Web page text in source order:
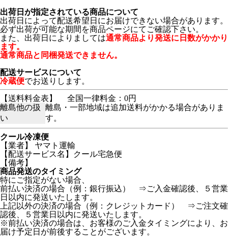
出荷日が指定されている商品について
出荷日によって配送希望日にお届けできない場合があります。
必ず出荷が可能な期間を商品ページにてご確認下さい。
また、出荷日によりましては通常商品より発送に日数がかかり
ます。
通常商品と同梱発送できません。
配送サービスについて
冷蔵便でお送りします。
【送料料金表】
全国一律料金：0円
離島他の扱
い
離島・一部地域は追加送料がかかる場合がありま
す。
クール冷凍便
【業者】 ヤマト運輸
【配送サービス名】クール宅急便
【備考】
商品発送のタイミング
特にご指定がない場合、
前払い決済の場合（例：銀行振込） ⇒ご入金確認後、５営業
日以内に発送いたします。
上記以外の決済の場合（例：クレジットカード） ⇒ご注文確
認後、５営業日以内に発送いたします。
※前払い決済の場合は、お客様のご入金タイミングにより、お
届け予定日が前後することがございます。